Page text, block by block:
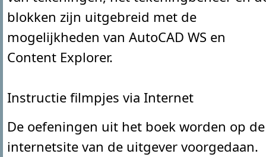
blokken zijn uitgebreid met de
mogelijkheden van AutoCAD WS en
Content Explorer.
Instructie filmpjes via Internet
De oefeningen uit het boek worden op de
internetsite van de uitgever voorgedaan.